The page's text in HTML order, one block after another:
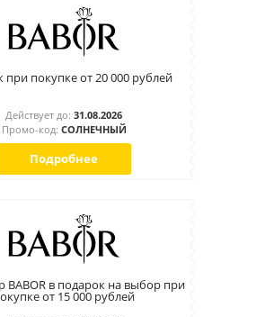
при покупке от 20 000 рублей
Действует до: 31.08.2026
Промо-код: СОЛНЕЧНЫЙ
Подробнее
BABOR в подарок на выбор при
от 15 000 рублей